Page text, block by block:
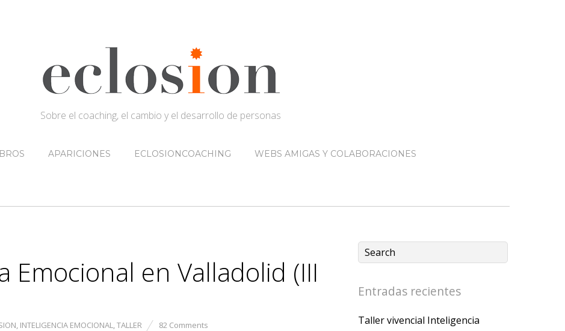
Sobre el coaching, el cambio y el desarrollo de personas
APARICIONES ECLOSIONCOACHING WEBS AMIGAS Y COLABORACIONES
Emocional en Valladolid (III
, INTELIGENCIA EMOCIONAL,TALLER 82 Comments
Entradas recientes
Taller vivencial Inteligencia